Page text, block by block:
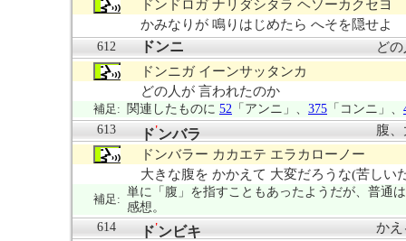
ドンドロガ ナリダシタラ ヘソーカクセヨ
かみなりが 鳴りはじめたら へそを隠せよ
612 ドンニ
ど
ドンニガ イーンサッタンカ
どの人が 言われたのか
補足: 関連したものに 52 「アンニ」、 375 「コンニ」、
613
ド'ンバラ
腹
ドンバラー カカエテ エラカローノー
大きな腹を かかえて 大変だろうな(苦しい
補足:
単に「腹」を指すこともあったようだが、普通
感想。
614
ド'ンビキ
かえ